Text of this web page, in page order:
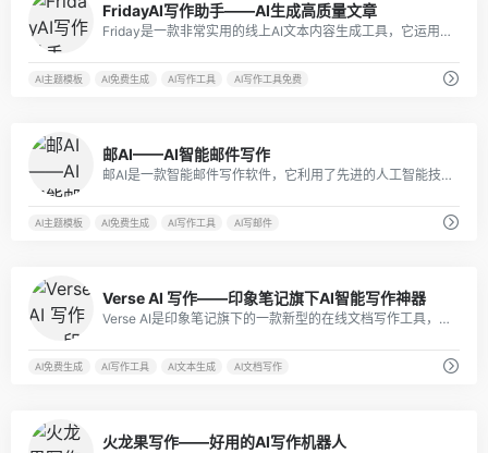
FridayAI写作助手——AI生成高质量文章
Friday是一款非常实用的线上AI文本内容生成工具，它运用了自然语言处理技术和机器学习算法，能够帮助用户快速生成高质量的文本内容。
AI主题模板 AI免费生成 AI写作工具 AI写作工具免费
邮AI——AI智能邮件写作
邮AI是一款智能邮件写作软件，它利用了先进的人工智能技术，能够帮助用户更加轻松地撰写出富有吸引力、专业且精准的电子邮件。
AI主题模板 AI免费生成 AI写作工具 AI写邮件
Verse AI 写作——印象笔记旗下AI智能写作神器
Verse AI是印象笔记旗下的一款新型的在线文档写作工具，集成了许多先进的功能和技术，可以帮助用户更高效地写作、管理和组织信息。
AI免费生成 AI写作工具 AI文本生成 AI文档写作
火龙果写作——好用的AI写作机器人